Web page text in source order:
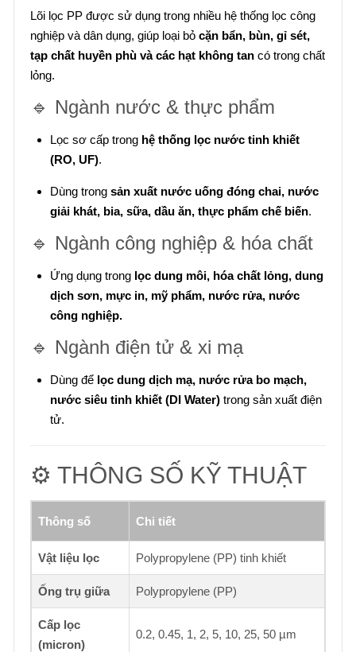
Lõi lọc PP được sử dụng trong nhiều hệ thống lọc công
nghiệp và dân dụng, giúp loại bỏ cặn bẩn, bùn, gỉ sét,
tạp chất huyền phù và các hạt không tan có trong chất
lỏng.
🔹 Ngành nước & thực phẩm
Lọc sơ cấp trong hệ thống lọc nước tinh khiết
(RO, UF).
Dùng trong sản xuất nước uống đóng chai, nước
giải khát, bia, sữa, dầu ăn, thực phẩm chế biến.
🔹 Ngành công nghiệp & hóa chất
Ứng dụng trong lọc dung môi, hóa chất lỏng, dung
dịch sơn, mực in, mỹ phẩm, nước rửa, nước
công nghiệp.
🔹 Ngành điện tử & xi mạ
Dùng để lọc dung dịch mạ, nước rửa bo mạch,
nước siêu tinh khiết (DI Water) trong sản xuất điện
tử.
⚙️ THÔNG SỐ KỸ THUẬT
Thông số Chi tiết
Vật liệu lọc Polypropylene (PP) tinh khiết
Ống trụ giữa Polypropylene (PP)
Cấp lọc
(micron)
0.2, 0.45, 1, 2, 5, 10, 25, 50 µm